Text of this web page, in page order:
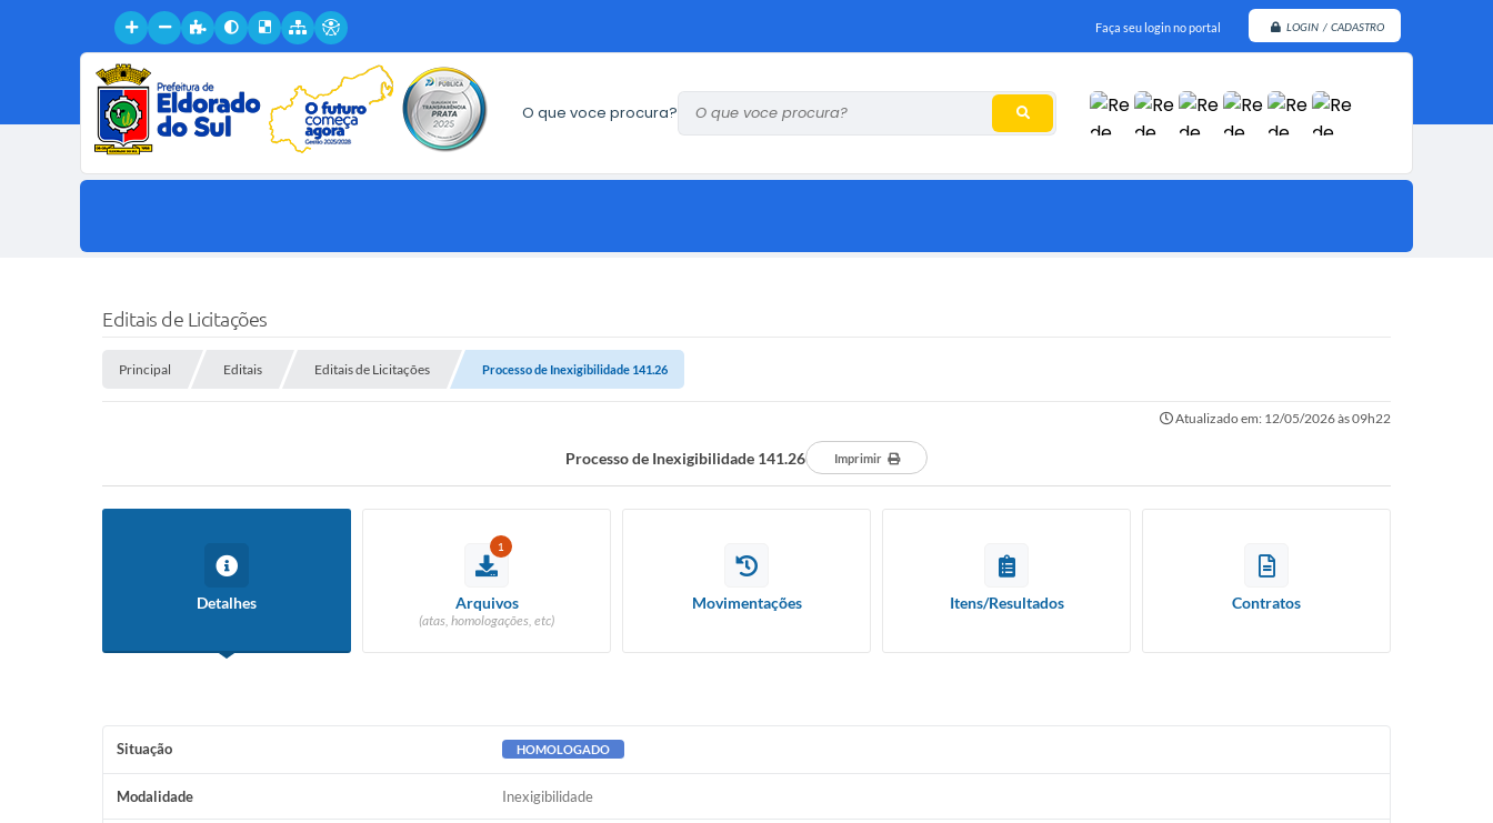
Faça seu login no portal LOGIN / CADASTRO
O que voce procura?
Editais de Licitações
Principal Editais Editais de Licitações Processo de Inexigibilidade 141.26
Atualizado em: 12/05/2026 às 09h22
Processo de Inexigibilidade 141.26 Imprimir
Detalhes
1
Arquivos
(atas, homologações, etc)
Movimentações Itens/Resultados Contratos
Situação HOMOLOGADO
Modalidade Inexigibilidade